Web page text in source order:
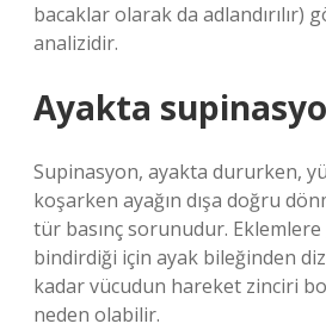
bacaklar olarak da adlandırılır)
analizidir.
Ayakta
Supinasyon, ayakta dururken,
koşarken ayağın dışa doğru
tür basınç sorunudur.
bindirdiği için ayak bileğinden
kadar vücudun hareket zinciri
neden olabilir.